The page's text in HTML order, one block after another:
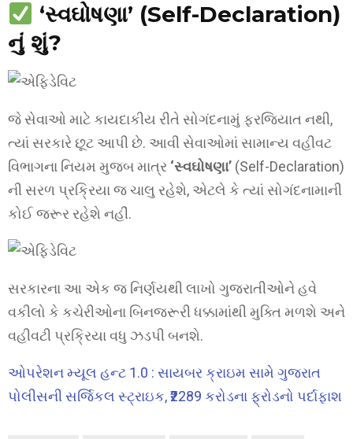
‘સ્વઘોષણા’ (Self-Declaration)
નું શું?
જે સેવાઓ માટે કાયદાકીય રીતે સોગંદનામું ફરજિયાત નથી,
ત્યાં સરકારે છૂટ આપી છે. આવી સેવાઓમાં સામાન્ય વહીવટ
વિભાગના નિયમ મુજબ માત્ર ‘સ્વઘોષણા’ (Self-Declaration)
ની સરળ પ્રક્રિયા જ ચાલુ રહેશે, એટલે કે ત્યાં સોગંદનામાની
કોઈ જરૂર રહેશે નહીં.
સરકારના આ એક જ નિર્ણયથી લાખો ગુજરાતીઓને હવે
વકીલો કે કચેરીઓના બિનજરૂરી ધક્કામાંથી મુક્તિ મળશે અને
વહીવટી પ્રક્રિયા વધુ ઝડપી બનશે.
ઓપરેશન મ્યૂલ હન્ટ 1.0 : સાયબર ક્રાઇમ સામે ગુજરાત
પોલીસની સર્જિકલ સ્ટ્રાઇક, ₹2289 કરોડના ફ્રોડનો પર્દાફાશ